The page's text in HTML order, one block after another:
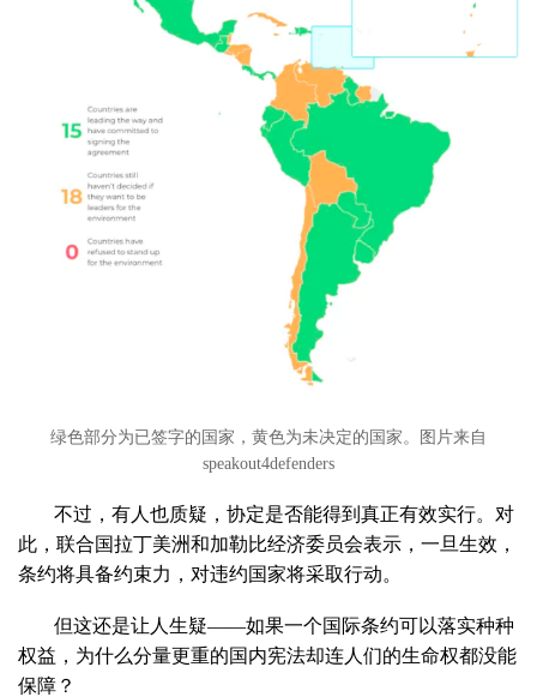
绿色部分为已签字的国家，黄色为未决定的国家。
图片来自
speakout4defenders
不过，有人也质疑，协定是否能得到真正有效实行。对
此，联合国拉丁美洲和加勒比经济委员会表示，一旦生效，
条约将具备约束力，对违约国家将采取行动。
但这还是让人生疑——如果一个国际条约可以落实种种
权益，为什么分量更重的国内宪法却连人们的生命权都没能
保障？